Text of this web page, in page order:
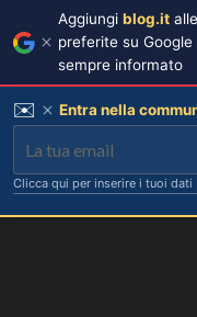
Aggiungi blog.it
preferite su
sempre informato
✉️ Entra nella
Clicca qui per inserire i tuoi dati